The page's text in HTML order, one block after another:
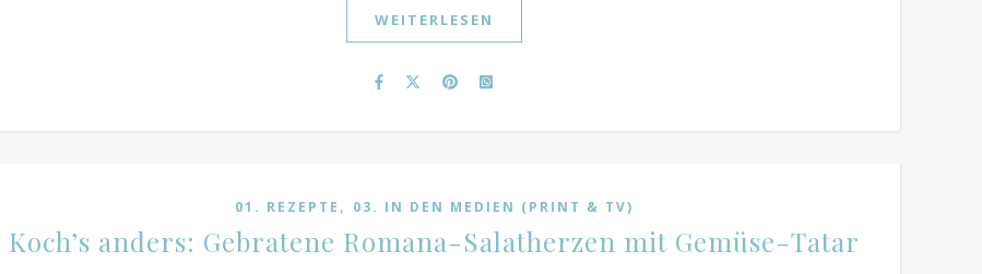
WEITERLESEN
01. REZEPTE , 03. IN DEN MEDIEN (PRINT & TV)
Koch’s anders: Gebratene Romana-Salatherzen mit Gemüse-Tatar